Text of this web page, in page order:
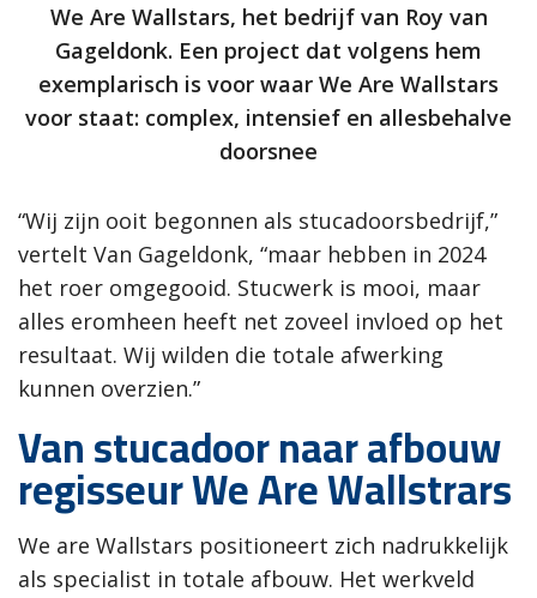
We Are Wallstars, het bedrijf van Roy van
Gageldonk. Een project dat volgens hem
exemplarisch is voor waar We Are Wallstars
voor staat: complex, intensief en allesbehalve
doorsnee
“Wij zijn ooit begonnen als stucadoorsbedrijf,”
vertelt Van Gageldonk, “maar hebben in 2024
het roer omgegooid. Stucwerk is mooi, maar
alles eromheen heeft net zoveel invloed op het
resultaat. Wij wilden die totale afwerking
kunnen overzien.”
Van stucadoor naar afbouw
regisseur We Are Wallstrars
We are Wallstars positioneert zich nadrukkelijk
als specialist in totale afbouw. Het werkveld